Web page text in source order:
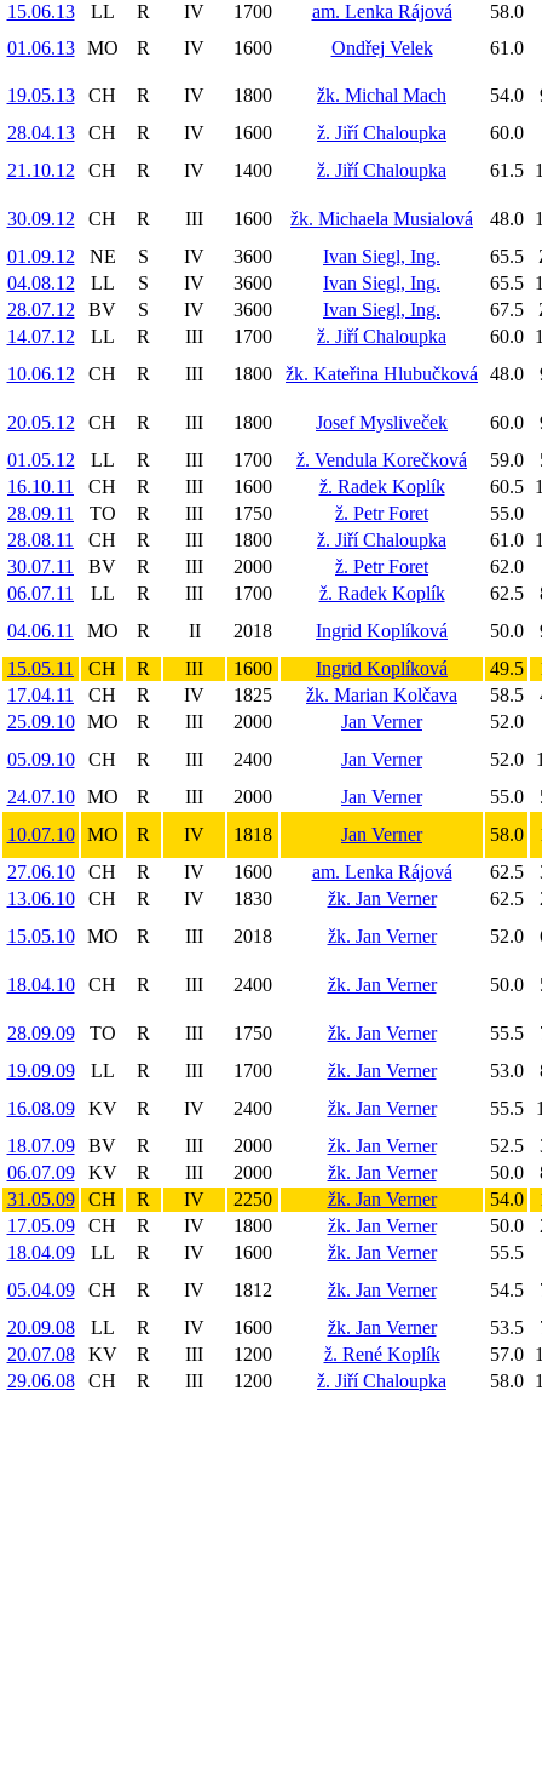
15.06.13
LL R IV 1700 am. Lenka Rájová
58.0
01.06.13
MO R IV 1600 Ondřej Velek 61.0
19.05.13 CH R IV 1800 žk. Michal Mach 54.0
28.04.13
CH R IV 1600 ž. Jiří Chaloupka
60.0
21.10.12
CH R IV 1400 ž. Jiří Chaloupka 61.5
30.09.12 CH R III 1600 žk. Michaela Musialová 48.0
01.09.12
NE S IV 3600 Ivan Siegl, Ing. 65.5
04.08.12
LL S IV 3600 Ivan Siegl, Ing. 65.5
28.07.12
BV S IV 3600 Ivan Siegl, Ing. 67.5
14.07.12
LL R III 1700 ž. Jiří Chaloupka 60.0
10.06.12
CH R III 1800 žk. Kateřina Hlubučková 48.0
20.05.12 CH R III 1800 Josef Mysliveček 60.0
01.05.12
LL R III 1700 ž. Vendula Korečková 59.0
16.10.11
CH R III 1600 ž. Radek Koplík 60.5
28.09.11
TO R III 1750 ž. Petr Foret
55.0
28.08.11
CH R III 1800 ž. Jiří Chaloupka 61.0
30.07.11
BV R III 2000 ž. Petr Foret
62.0
06.07.11
LL R III 1700 ž. Radek Koplík 62.5
04.06.11
MO R II 2018 Ingrid Koplíková 50.0
15.05.11
CH R III 1600 Ingrid Koplíková 49.5
17.04.11
CH R IV 1825 žk. Marian Kolčava 58.5
25.09.10
MO R III 2000 Jan Verner
52.0
05.09.10
CH R III 2400 Jan Verner 52.0
24.07.10
MO R III 2000 Jan Verner 55.0
10.07.10
MO R IV 1818 Jan Verner 58.0
27.06.10
CH R IV 1600 am. Lenka Rájová 62.5
13.06.10
CH R IV 1830 žk. Jan Verner 62.5
15.05.10
MO R III 2018 žk. Jan Verner 52.0
18.04.10 CH R III 2400 žk. Jan Verner 50.0
28.09.09 TO R III 1750 žk. Jan Verner 55.5
19.09.09
LL R III 1700 žk. Jan Verner 53.0
16.08.09
KV R IV 2400 žk. Jan Verner 55.5
18.07.09
BV R III 2000 žk. Jan Verner 52.5
06.07.09
KV R III 2000 žk. Jan Verner 50.0
31.05.09
CH R IV 2250 žk. Jan Verner 54.0
17.05.09
CH R IV 1800 žk. Jan Verner 50.0
18.04.09
LL R IV 1600 žk. Jan Verner
55.5
05.04.09
CH R IV 1812 žk. Jan Verner 54.5
20.09.08
LL R IV 1600 žk. Jan Verner 53.5
20.07.08
KV R III 1200 ž. René Koplík 57.0
29.06.08
CH R III 1200 ž. Jiří Chaloupka 58.0